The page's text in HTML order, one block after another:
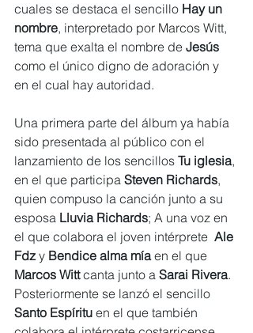
cuales se destaca el sencillo Hay un
nombre, interpretado por Marcos Witt,
tema que exalta el nombre de Jesús
como el único digno de adoración y
en el cual hay autoridad.
Una primera parte del álbum ya había
sido presentada al público con el
lanzamiento de los sencillos Tu iglesia,
en el que participa Steven Richards,
quien compuso la canción junto a su
esposa Lluvia Richards; A una voz en
el que colabora el joven intérprete Ale
Fdz y Bendice alma mía en el que
Marcos Witt canta junto a Sarai Rivera.
Posteriormente se lanzó el sencillo
Santo Espíritu en el que también